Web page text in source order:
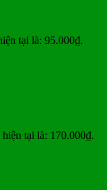
tại là: 95.000₫.
hiện tại là: 170.000₫.